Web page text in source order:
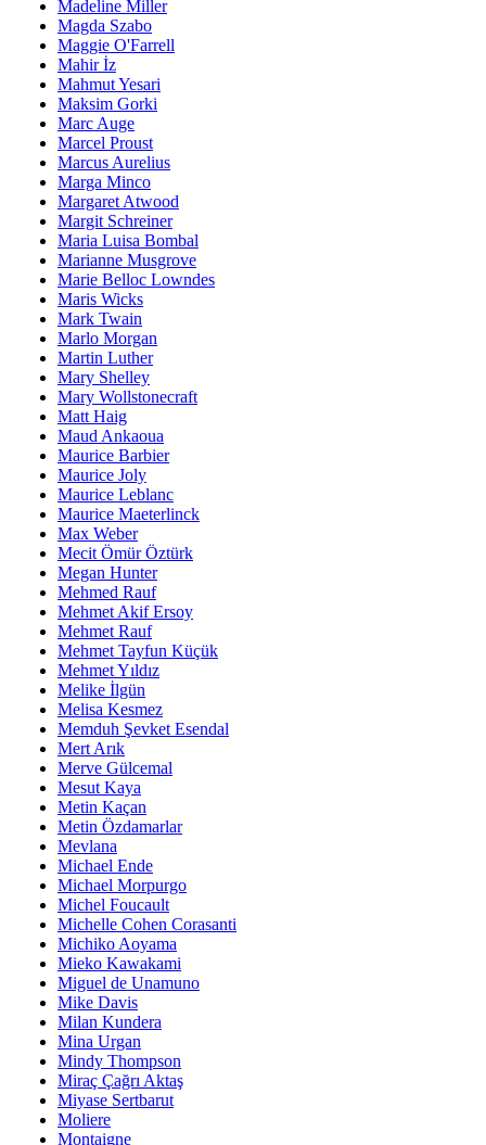
Madeline Miller
Magda Szabo
Maggie O'Farrell
Mahir İz
Mahmut Yesari
Maksim Gorki
Marc Auge
Marcel Proust
Marcus Aurelius
Marga Minco
Margaret Atwood
Margit Schreiner
Maria Luisa Bombal
Marianne Musgrove
Marie Belloc Lowndes
Maris Wicks
Mark Twain
Marlo Morgan
Martin Luther
Mary Shelley
Mary Wollstonecraft
Matt Haig
Maud Ankaoua
Maurice Barbier
Maurice Joly
Maurice Leblanc
Maurice Maeterlinck
Max Weber
Mecit Ömür Öztürk
Megan Hunter
Mehmed Rauf
Mehmet Akif Ersoy
Mehmet Rauf
Mehmet Tayfun Küçük
Mehmet Yıldız
Melike İlgün
Melisa Kesmez
Memduh Şevket Esendal
Mert Arık
Merve Gülcemal
Mesut Kaya
Metin Kaçan
Metin Özdamarlar
Mevlana
Michael Ende
Michael Morpurgo
Michel Foucault
Michelle Cohen Corasanti
Michiko Aoyama
Mieko Kawakami
Miguel de Unamuno
Mike Davis
Milan Kundera
Mina Urgan
Mindy Thompson
Miraç Çağrı Aktaş
Miyase Sertbarut
Moliere
Montaigne